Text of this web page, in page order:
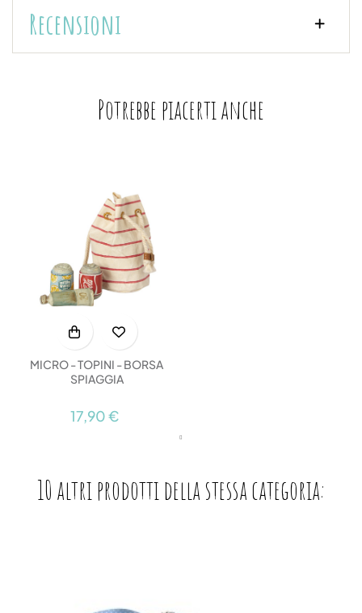
Recensioni
Potrebbe piacerti anche
MICRO - TOPINI - BORSA
SPIAGGIA
17,90 €
10 altri prodotti della stessa categoria: